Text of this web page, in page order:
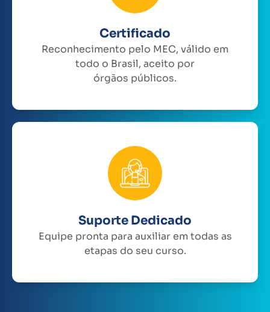
Certificado
Reconhecimento pelo MEC, válido em
todo o Brasil, aceito por
órgãos públicos.
Suporte Dedicado
Equipe pronta para auxiliar em todas as
etapas do seu curso.